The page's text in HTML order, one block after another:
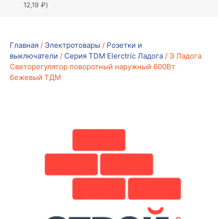
12,19 ₽)
Главная / Электротовары / Розетки и
выключатели / Серия TDM Elerctric Ладога / Э Ладога
Светорегулятор поворотный наружный 600Вт
бежевый ТДМ